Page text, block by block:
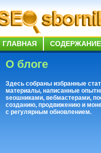
ГЛАВНАЯ СОДЕРЖАНИЕ
О блоге
Здесь собраны избранные
материалы, написанные
seoшниками, вебмастерами,
созданию, продвижению и
с регулярным обновлением.